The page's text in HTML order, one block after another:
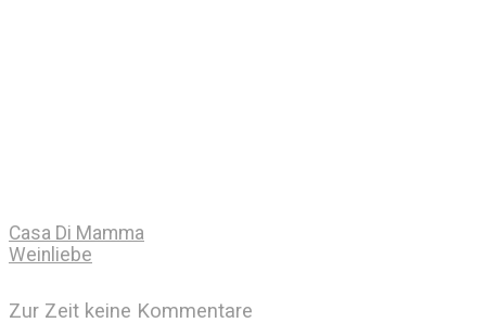
Casa Di Mamma
Weinliebe
Zur Zeit keine Kommentare